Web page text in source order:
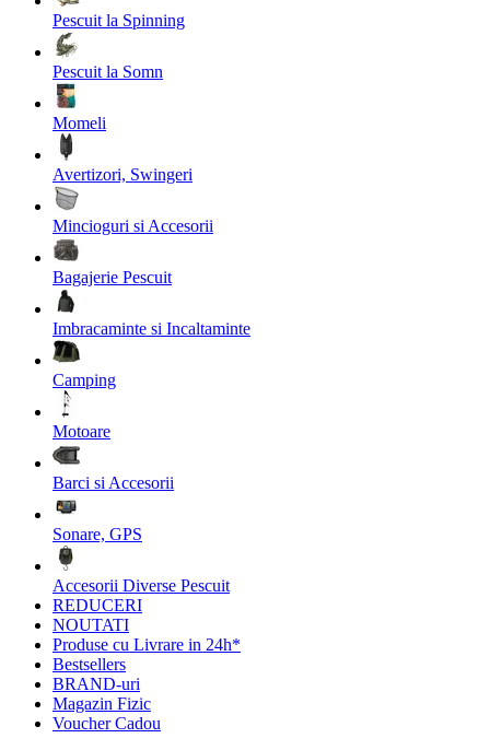
Pescuit la Spinning
Pescuit la Somn
Momeli
Avertizori, Swingeri
Mincioguri si Accesorii
Bagajerie Pescuit
Imbracaminte si Incaltaminte
Camping
Motoare
Barci si Accesorii
Sonare, GPS
Accesorii Diverse Pescuit
REDUCERI
NOUTATI
Produse cu Livrare in 24h*
Bestsellers
BRAND-uri
Magazin Fizic
Voucher Cadou